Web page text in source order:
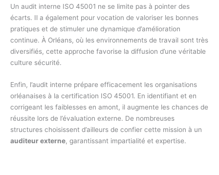
Un audit interne ISO 45001 ne se limite pas à pointer des
écarts. Il a également pour vocation de valoriser les bonnes
pratiques et de stimuler une dynamique d’amélioration
continue. À Orléans, où les environnements de travail sont très
diversifiés, cette approche favorise la diffusion d’une véritable
culture sécurité.
Enfin, l’audit interne prépare efficacement les organisations
orléanaises à la certification ISO 45001. En identifiant et en
corrigeant les faiblesses en amont, il augmente les chances de
réussite lors de l’évaluation externe. De nombreuses
structures choisissent d’ailleurs de confier cette mission à un
auditeur externe, garantissant impartialité et expertise.